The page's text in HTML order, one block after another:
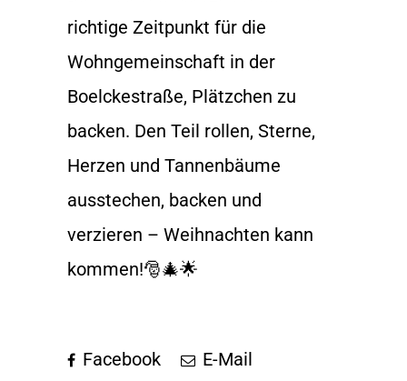
richtige Zeitpunkt für die
Wohngemeinschaft in der
Boelckestraße, Plätzchen zu
backen. Den Teil rollen, Sterne,
Herzen und Tannenbäume
ausstechen, backen und
verzieren – Weihnachten kann
kommen!🎅🎄🌟
Facebook E-Mail